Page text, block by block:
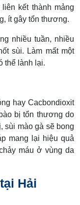
kết thành mảng
ít gây tổn thương.
nhiều tuần, nhiều
sùi. Làm mất một
thể lành lại.
hay Cacbondioxit
bị tổn thương do
sùi mào gà sẽ bong
mang lại hiệu quả
máu ở vùng da
Hải